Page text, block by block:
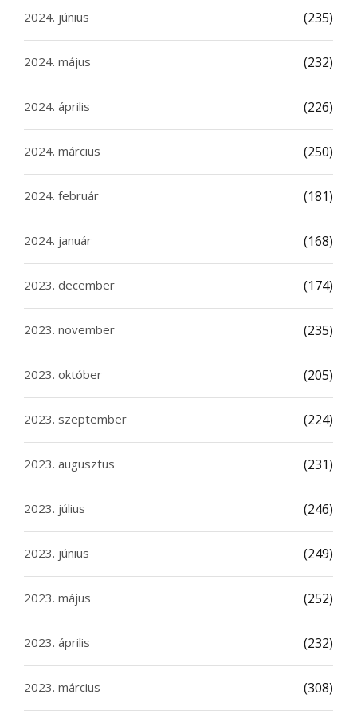
2024. június (235)
2024. május (232)
2024. április (226)
2024. március (250)
2024. február (181)
2024. január (168)
2023. december (174)
2023. november (235)
2023. október (205)
2023. szeptember (224)
2023. augusztus (231)
2023. július (246)
2023. június (249)
2023. május (252)
2023. április (232)
2023. március (308)